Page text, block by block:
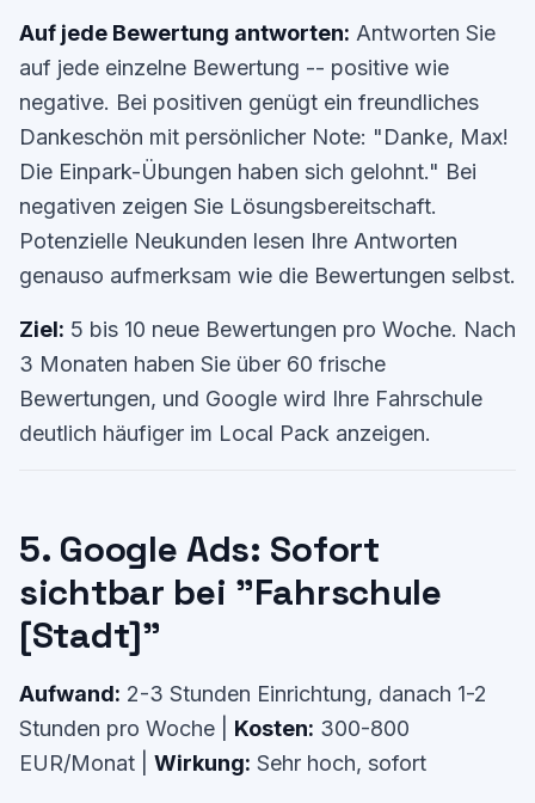
Auf jede Bewertung antworten: Antworten Sie
auf jede einzelne Bewertung -- positive wie
negative. Bei positiven genügt ein freundliches
Dankeschön mit persönlicher Note: "Danke, Max!
Die Einpark-Übungen haben sich gelohnt." Bei
negativen zeigen Sie Lösungsbereitschaft.
Potenzielle Neukunden lesen Ihre Antworten
genauso aufmerksam wie die Bewertungen selbst.
Ziel: 5 bis 10 neue Bewertungen pro Woche. Nach
3 Monaten haben Sie über 60 frische
Bewertungen, und Google wird Ihre Fahrschule
deutlich häufiger im Local Pack anzeigen.
5. Google Ads: Sofort
sichtbar bei "Fahrschule
[Stadt]"
Aufwand: 2-3 Stunden Einrichtung, danach 1-2
Stunden pro Woche | Kosten: 300-800
EUR/Monat | Wirkung: Sehr hoch, sofort